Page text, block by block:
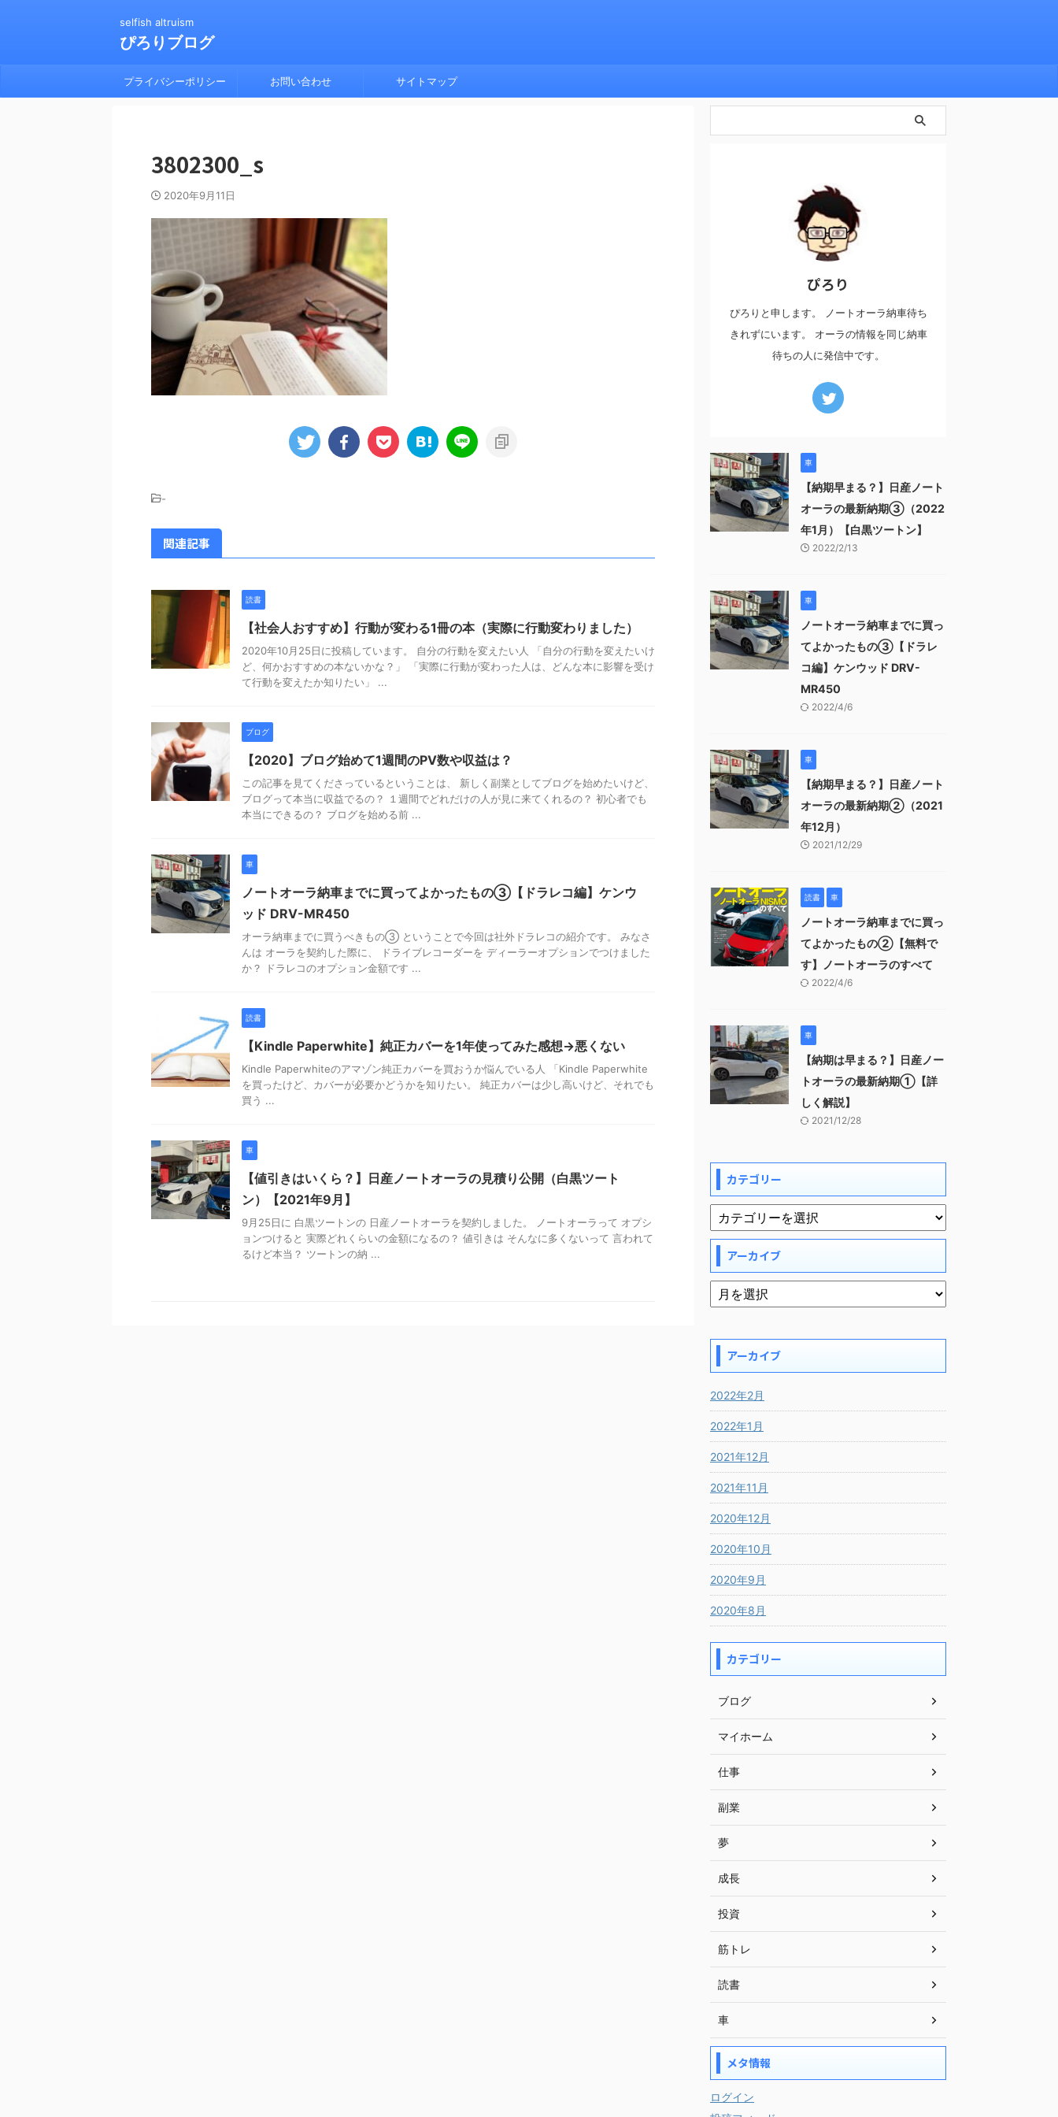
selfish altruism
ぴろりブログ
プライバシーポリシー お問い合わせ サイトマップ
3802300_s
2020年9月11日
-
関連記事
読書
【社会人おすすめ】行動が変わる1冊の本（実際に行動変わりました）
2020年10月25日に投稿しています。 自分の行動を変えたい人 「自分の行動を変えたいけ
ど、何かおすすめの本ないかな？」 「実際に行動が変わった人は、どんな本に影響を受け
て行動を変えたか知りたい」 ...
ブログ
【2020】ブログ始めて1週間のPV数や収益は？
この記事を見てくださっているということは、 新しく副業としてブログを始めたいけど、
ブログって本当に収益でるの？ １週間でどれだけの人が見に来てくれるの？ 初心者でも
本当にできるの？ ブログを始める前 ...
車
ノートオーラ納車までに買ってよかったもの③【ドラレコ編】ケンウ
ッド DRV-MR450
オーラ納車までに買うべきもの③ ということで今回は社外ドラレコの紹介です。 みなさ
んは オーラを契約した際に、 ドライブレコーダーを ディーラーオプションでつけました
か？ ドラレコのオプション金額です ...
読書
【Kindle Paperwhite】純正カバーを1年使ってみた感想→悪くない
Kindle Paperwhiteのアマゾン純正カバーを買おうか悩んでいる人 「Kindle Paperwhite
を買ったけど、カバーが必要かどうかを知りたい。 純正カバーは少し高いけど、それでも
買う ...
車
【値引きはいくら？】日産ノートオーラの見積り公開（白黒ツート
ン）【2021年9月】
9月25日に 白黒ツートンの 日産ノートオーラを契約しました。 ノートオーラって オプシ
ョンつけると 実際どれくらいの金額になるの？ 値引きは そんなに多くないって 言われて
るけど本当？ ツートンの納 ...
ぴろり
ぴろりと申します。 ノートオーラ納車待ち
きれずにいます。 オーラの情報を同じ納車
待ちの人に発信中です。
車
【納期早まる？】日産ノート
オーラの最新納期③（2022
年1月）【白黒ツートン】
2022/2/13
車
ノートオーラ納車までに買っ
てよかったもの③【ドラレ
コ編】ケンウッド DRV-
MR450
2022/4/6
車
【納期早まる？】日産ノート
オーラの最新納期②（2021
年12月）
2021/12/29
読書 車
ノートオーラ納車までに買っ
てよかったもの②【無料で
す】ノートオーラのすべて
2022/4/6
車
【納期は早まる？】日産ノー
トオーラの最新納期①【詳
しく解説】
2021/12/28
カテゴリー
アーカイブ
アーカイブ
2022年2月
2022年1月
2021年12月
2021年11月
2020年12月
2020年10月
2020年9月
2020年8月
カテゴリー
ブログ
マイホーム
仕事
副業
夢
成長
投資
筋トレ
読書
車
メタ情報
ログイン